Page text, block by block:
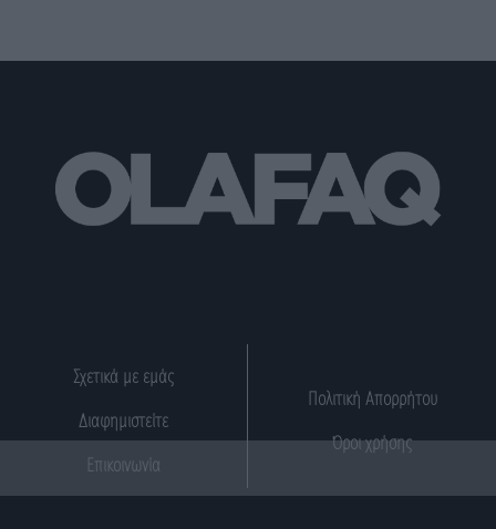
Σχετικά με εμάς
Διαφημιστείτε
Επικοινωνία
Πολιτική Απορρήτου
Όροι χρήσης